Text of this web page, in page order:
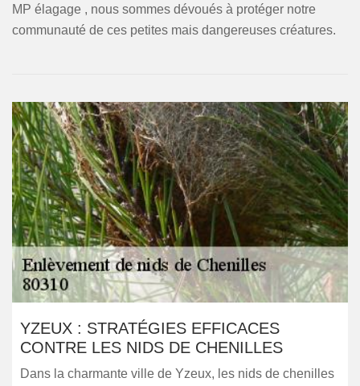
MP élagage , nous sommes dévoués à protéger notre
communauté de ces petites mais dangereuses créatures.
YZEUX : STRATÉGIES EFFICACES
CONTRE LES NIDS DE CHENILLES
Dans la charmante ville de Yzeux, les nids de chenilles